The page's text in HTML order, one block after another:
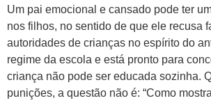
Um pai emocional e cansado pode ter
nos filhos, no sentido de que ele recusa
autoridades de crianças no espírito do
regime da escola e está pronto para
criança não pode ser educada sozinha.
punições, a questão não é: “Como